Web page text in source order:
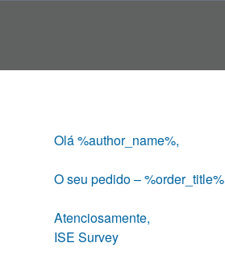
conteúdo
Olá%author_name%,
O seu pedido –%order_title%
Atenciosamente,
ISE Survey